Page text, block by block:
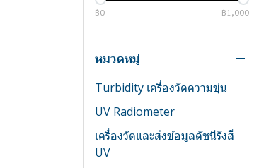
฿0 ฿1,000
หมวดหมู่
Temperature-ACS
Test and Measurement
Accessories
Adapters
BNC Programme
Connecting plugs
Couplers
Test Chamber
Turbidity เครื่องวัดความขุ่น
UV Radiometer
เครื่องวัดและส่งข้อมูลดัชนีรังสี
UV